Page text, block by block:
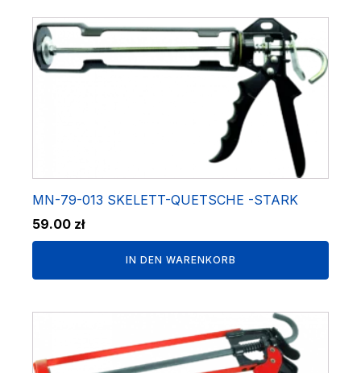
MN-79-013 SKELETT-QUETSCHE -STARK
59.00 zł
IN DEN WARENKORB